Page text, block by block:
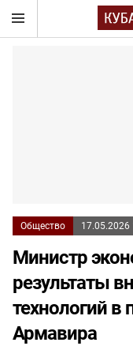
Общество 17.05.2026
Министр
результаты
технологий
Армавира